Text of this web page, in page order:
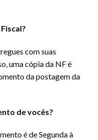
com suas
uma cópia da NF é
da postagem da
de vocês?
é de Segunda à